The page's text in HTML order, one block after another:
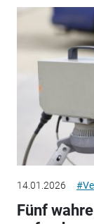
14.01.2026
Fünf